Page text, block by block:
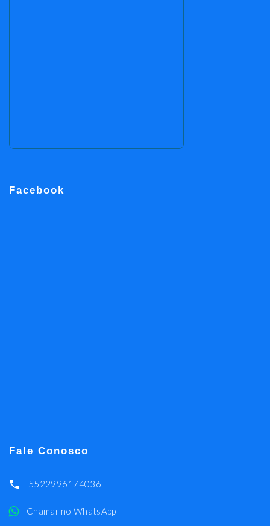
Facebook
Fale Conosco
5522996174036
Chamar no WhatsApp